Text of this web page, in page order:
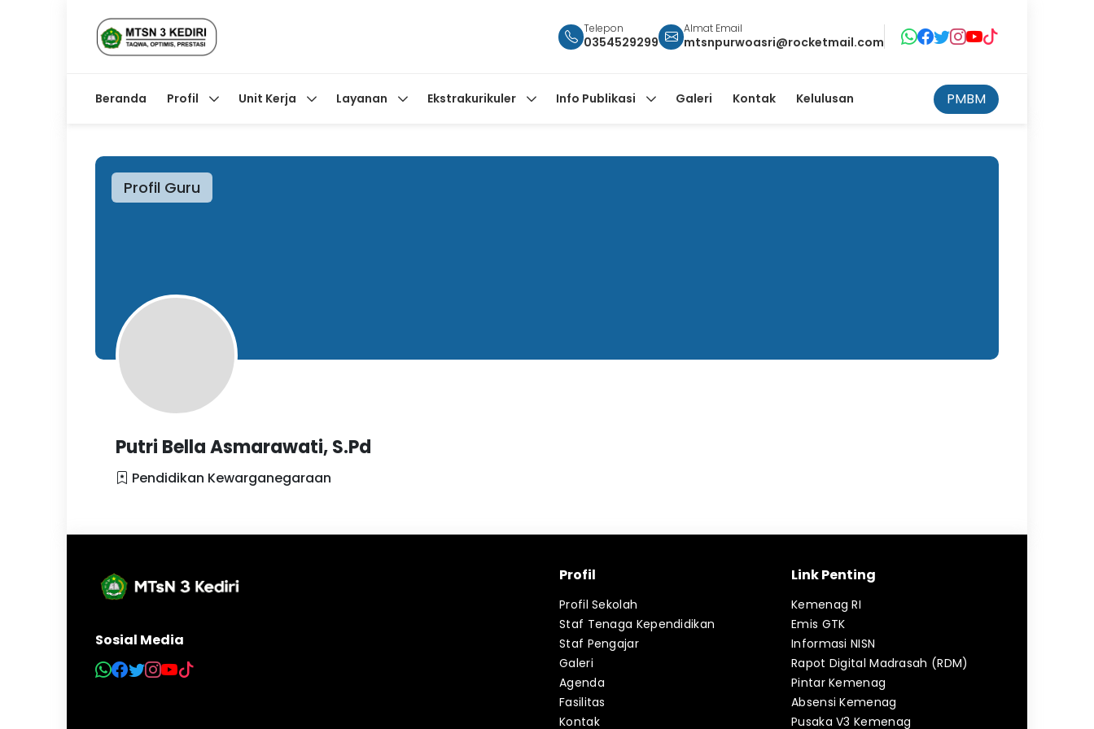
Telepon
0354529299
Almat Email
mtsnpurwoasri@rocketmail.com
Beranda Profil Unit Kerja Layanan Ekstrakurikuler Info Publikasi Galeri Kontak Kelulusan PMBM
Profil Guru
Putri Bella Asmarawati, S.Pd
Pendidikan Kewarganegaraan
Sosial Media
Profil
Profil Sekolah
Staf Tenaga Kependidikan
Staf Pengajar
Galeri
Agenda
Fasilitas
Kontak
Link Penting
Kemenag RI
Emis GTK
Informasi NISN
Rapot Digital Madrasah (RDM)
Pintar Kemenag
Absensi Kemenag
Pusaka V3 Kemenag